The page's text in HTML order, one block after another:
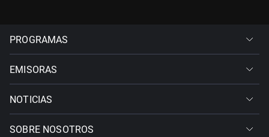
PROGRAMAS
EMISORAS
NOTICIAS
SOBRE NOSOTROS